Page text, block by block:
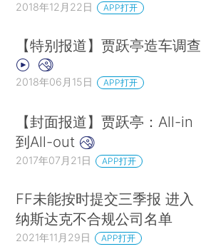
2018年12月22日 APP打开
【特别报道】贾跃亭造车调查
2018年06月15日 APP打开
【封面报道】贾跃亭：All-in
到All-out
2017年07月21日 APP打开
FF未能按时提交三季报 进入
纳斯达克不合规公司名单
2021年11月29日 APP打开